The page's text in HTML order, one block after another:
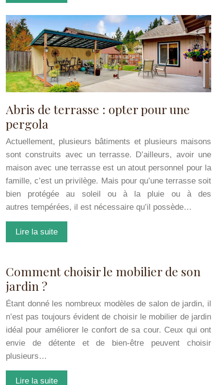
Abris de terrasse : opter pour une
pergola
Actuellement, plusieurs bâtiments et plusieurs maisons
sont construits avec un terrasse. D’ailleurs, avoir une
maison avec une terrasse est un atout personnel pour la
famille, c’est un privilège. Mais pour qu’une terrasse soit
bien protégée au soleil ou à la pluie ou à des
autres tempérées, il est nécessaire qu’il possède…
Lire la suite
Comment choisir le mobilier de son
jardin ?
Étant donné les nombreux modèles de salon de jardin, il
n’est pas toujours évident de choisir le mobilier de jardin
idéal pour améliorer le confort de sa cour. Ceux qui ont
envie de détente et de bien-être peuvent choisir
plusieurs…
Lire la suite